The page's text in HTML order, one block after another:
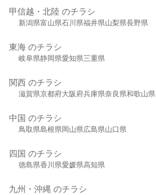
甲信越・北陸 のチラシ
新潟県富山県石川県福井県山梨県長野県
東海 のチラシ
岐阜県静岡県愛知県三重県
関西 のチラシ
滋賀県京都府大阪府兵庫県奈良県和歌山県
中国 のチラシ
鳥取県島根県岡山県広島県山口県
四国 のチラシ
徳島県香川県愛媛県高知県
九州・沖縄 のチラシ